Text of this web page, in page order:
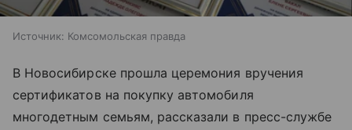
Источник: Комсомольская правда
В Новосибирске прошла церемония вручения
сертификатов на покупку автомобиля
многодетным семьям, рассказали в пресс-службе